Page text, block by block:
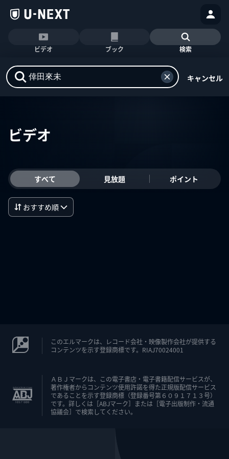
ビデオ ブック 検索
キャンセル
ビデオ
すべて 見放題 ポイント
おすすめ順
このエルマークは、レコード会社・映像製作会社が提供する
コンテンツを示す登録商標です。RIAJ70024001
ＡＢＪマークは、この電子書店・電子書籍配信サービスが、
著作権者からコンテンツ使用許諾を得た正規版配信サービス
であることを示す登録商標（登録番号第６０９１７１３号）
です。詳しくは［ABJマーク］または［電子出版制作・流通
協議会］で検索してください。